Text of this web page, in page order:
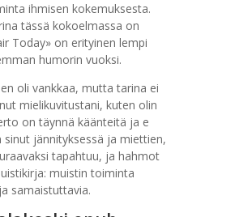
ihmisen kokemuksesta.
tässä kokoelmassa on
Today» on erityinen lempi
humorin vuoksi.
oli vankkaa, mutta tarina ei
mielikuvitustani, kuten olin
on täynnä käänteitä ja e
sinut jännityksessä ja miettien,
tapahtuu, ja hahmot
muistin toiminta
samaistuttavia.